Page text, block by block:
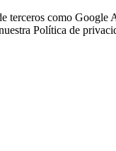
terceros como Google
Política de